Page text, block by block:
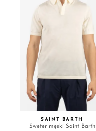
SAINT BARTH
Sweter męski Saint Barth